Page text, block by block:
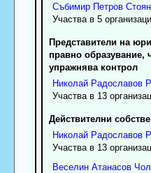
Събимир Петров
Участва в 5
Представители на
правно образувание,
упражнява контрол
Николай Радославов
Участва в 13
Действителни
Николай Радославов
Участва в 13
Веселин Атанасов